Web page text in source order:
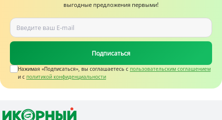
выгодные предложения первыми!
Подписаться
Нажимая «Подписаться», вы соглашаетесь c пользовательским соглашением
и с политикой конфиденциальности